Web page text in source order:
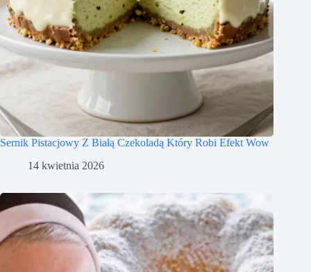
Sernik Pistacjowy Z Białą Czekoladą Który Robi Efekt Wow
14 kwietnia 2026